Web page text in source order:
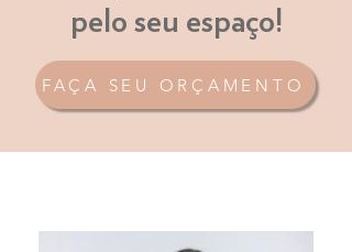
pelo seu espaço!
FAÇA SEU ORÇAMENTO